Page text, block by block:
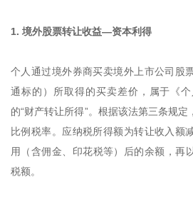
1. 境外股票转让收益—资本利得
个人通过境外券商买卖境外上市公司股
通标的）所取得的买卖差价，属于《
的“财产转让所得”。根据该法第三条规
比例税率。应纳税所得额为转让收入额
用（含佣金、印花税等）后的余额，再
税额。